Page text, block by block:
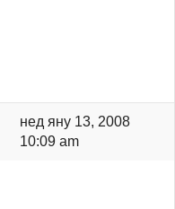
нед яну 13, 2008
10:09 am